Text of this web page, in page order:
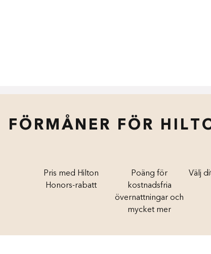
FÖRMÅNER FÖR
Pris med Hilton
Honors-rabatt
Poäng för
kostnadsfria
övernattningar och
mycket mer
Välj